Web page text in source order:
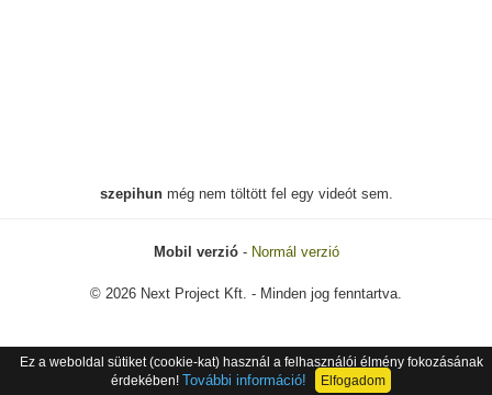
szepihunmég nem töltött fel egy videót sem.
Mobil verzió- Normál verzió
© 2026 Next Project Kft. - Minden jog fenntartva.
Ez a weboldal sütiket (cookie-kat) használ a felhasználói élmény fokozásának
érdekében! További információ! Elfogadom